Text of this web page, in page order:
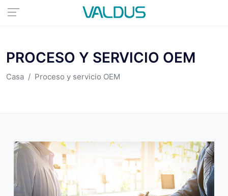
PROCESO Y SERVICIO OEM
Casa Proceso y servicio OEM